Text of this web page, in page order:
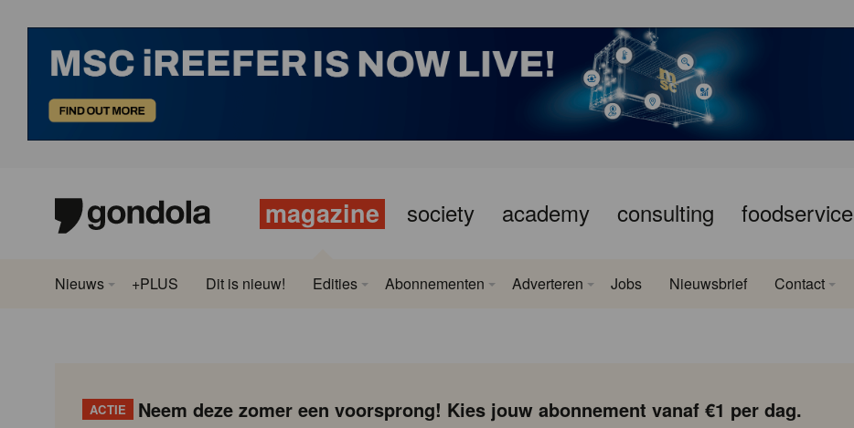
magazine society academy consulting foodservice
Nieuws +PLUS Dit is nieuw! Edities Abonnementen Adverteren Jobs Nieuwsbrief Contact
ACTIE Neem deze zomer een voorsprong! Kies jouw abonnement vanaf €1 per dag.